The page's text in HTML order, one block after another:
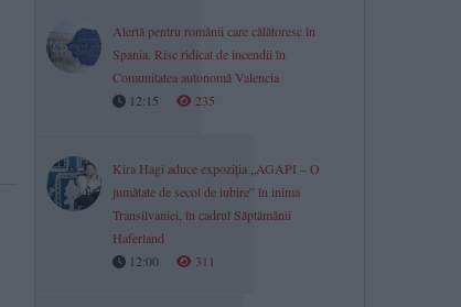
Alertă pentru românii care călătoresc în
Spania. Risc ridicat de incendii în
Comunitatea autonomă Valencia
12:15
235
Kira Hagi aduce expoziția „AGAPI – O
jumătate de secol de iubire” în inima
Transilvaniei, în cadrul Săptămânii
Haferland
12:00
311